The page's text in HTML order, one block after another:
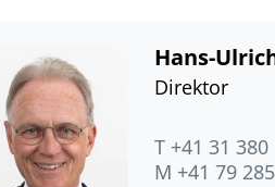
Hans-
Direktor
T +41 31 380
M +41 79